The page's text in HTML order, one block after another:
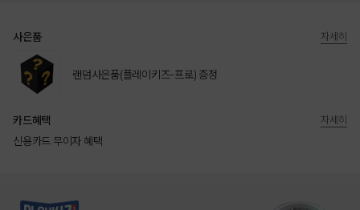
사은품
랜덤사은품(플레이키즈-프로) 증정
자세히
카드혜택
신용카드 무이자 혜택
자세히